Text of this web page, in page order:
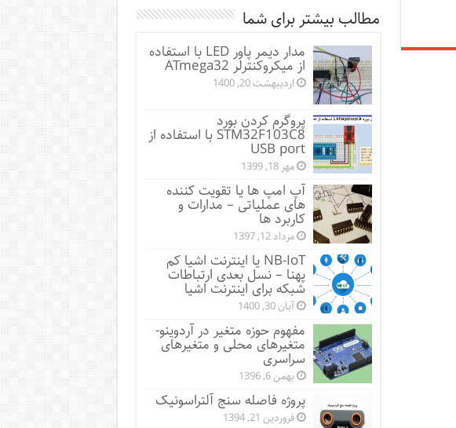
مطالب بیشتر برای شما
مدار دیمر پاور LED با استفاده
از میکروکنترلر ATmega32
اردیبهشت 20, 1400
پروگرم کردن بورد
STM32F103C8 با استفاده از
USB port
مهر 18, 1399
آپ امپ ها یا تقویت کننده
های عملیاتی – مدارات و
کاربرد ها
مرداد 12, 1397
NB-IoT یا اینترنت اشیا کم
پهنا – نسل بعدی ارتباطات
شبکه برای اینترنت اشیا
آبان 30, 1400
مفهوم حوزه متغیر در آردوینو-
متغیرهای محلی و متغیرهای
سراسری
بهمن 6, 1396
پروژه فاصله سنج آلتراسونیک
فروردین 21, 1394